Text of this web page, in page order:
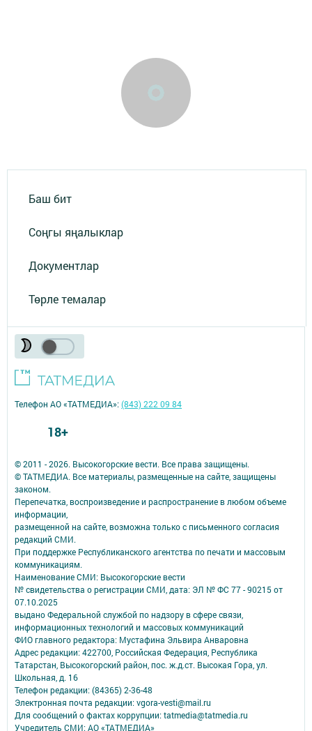
Баш бит
Соңгы яңалыклар
Документлар
Төрле темалар
© 2011 - 2026. Высокогорские вести. Все права защищены.
© ТАТМЕДИА. Все материалы, размещенные на сайте, защищены
законом.
Перепечатка, воспроизведение и распространение в любом объеме
информации,
размещенной на сайте, возможна только с письменного согласия
редакций СМИ.
При поддержке Республиканского агентства по печати и массовым
коммуникациям.
Наименование СМИ: Высокогорские вести
№ свидетельства о регистрации СМИ, дата: ЭЛ № ФС 77 - 90215 от
07.10.2025
выдано Федеральной службой по надзору в сфере связи,
информационных технологий и массовых коммуникаций
ФИО главного редактора: Мустафина Эльвира Анваровна
Адрес редакции: 422700, Российская Федерация, Республика
Татарстан, Высокогорский район, пос. ж.д.ст. Высокая Гора, ул.
Школьная, д. 16
Телефон редакции: (84365) 2-36-48
Электронная почта редакции: vgora-vesti@mail.ru
Для сообщений о фактах коррупции: tatmedia@tatmedia.ru
Учредитель СМИ: АО «ТАТМЕДИА»
Телефон АО «ТАТМЕДИА»:(843) 222 09 84
18+